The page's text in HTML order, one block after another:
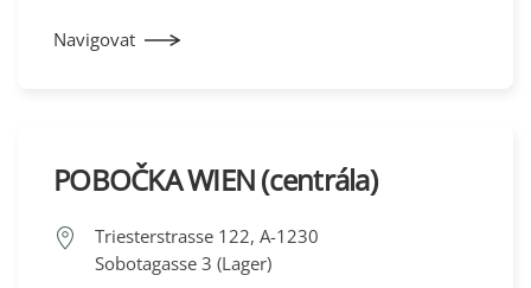
Navigovat
POBOČKA WIEN (centrála)
Triesterstrasse 122, A-1230
Sobotagasse 3 (Lager)